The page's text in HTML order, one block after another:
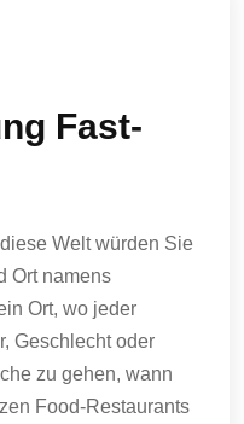
Fast-
Welt würden Sie
Ort namens
Ort, wo jeder
Geschlecht oder
zu gehen, wann
Food-Restaurants